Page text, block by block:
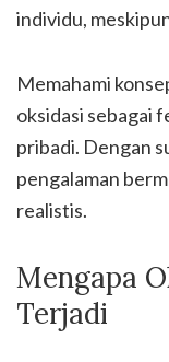
individu,
Memahami
oksidasi sebagai
pribadi. Dengan
pengalaman
realistis.
Mengapa
Terjadi